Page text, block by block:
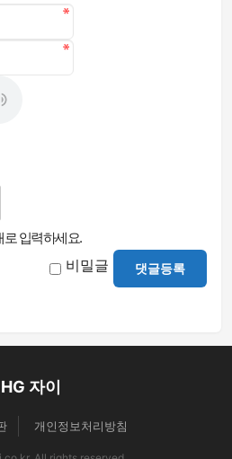
입력하세요.
비밀글 댓글등록
HG 자이
개인정보처리방침